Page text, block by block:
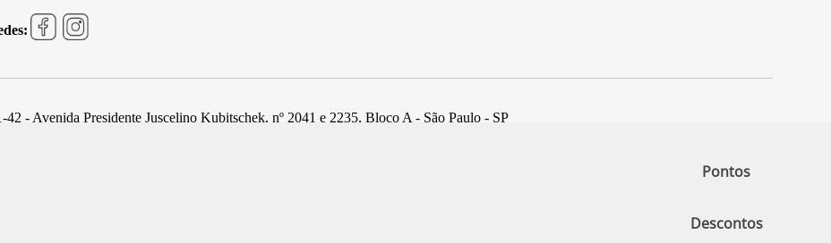
Pontos
Descontos
- Avenida Presidente Juscelino Kubitschek, nº 2041 e 2235, Bloco A - São Paulo - SP